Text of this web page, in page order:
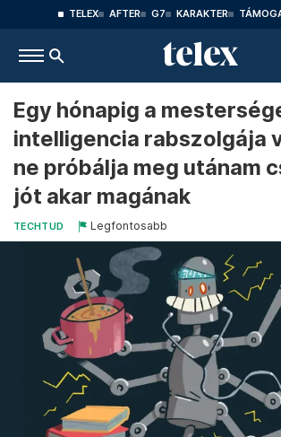
TELEX AFTER G7 KARAKTER
Egy hónapig a
intelligencia rabszolgája
ne próbálja meg utánam
jót akar magának
TECHTUD Legfontosabb